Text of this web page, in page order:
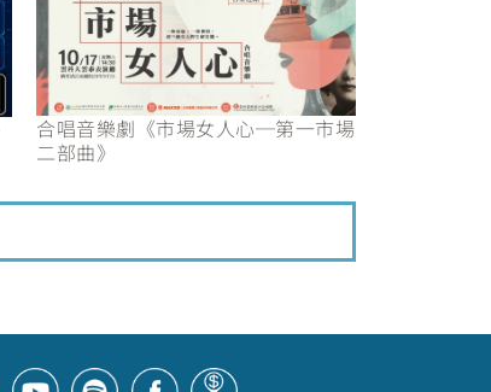
合唱音樂劇《市場女人心─第一市場
二部曲》